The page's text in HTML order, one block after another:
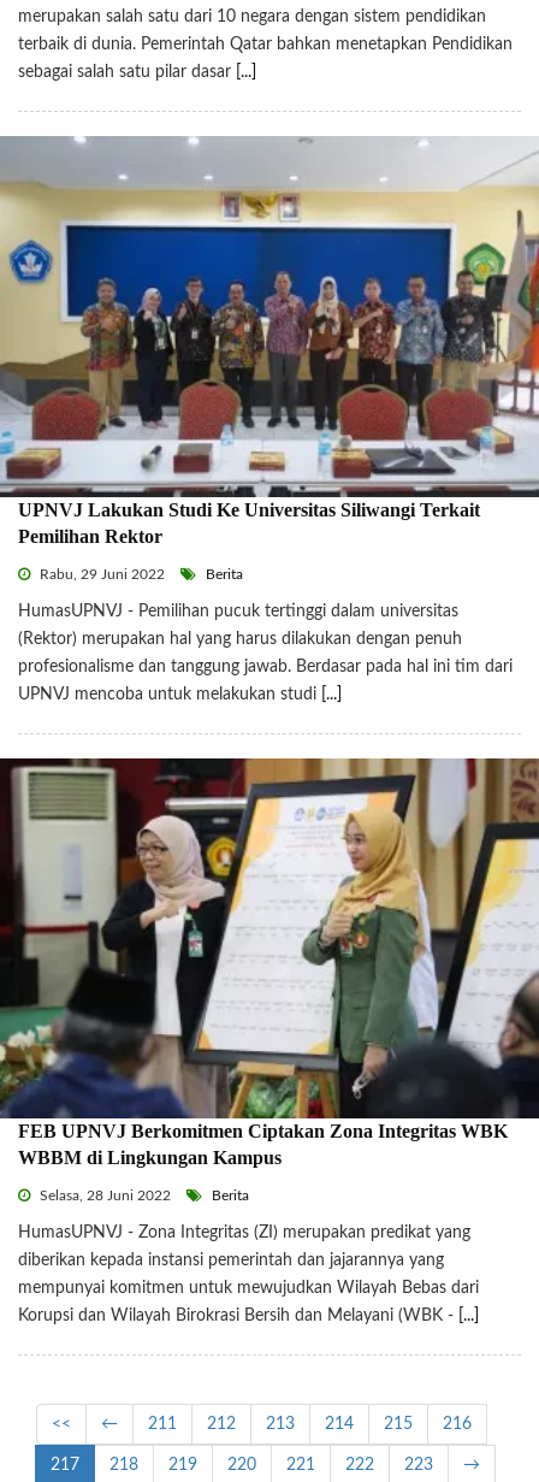
merupakan salah satu dari 10 negara dengan sistem pendidikan
terbaik di dunia. Pemerintah Qatar bahkan menetapkan Pendidikan
sebagai salah satu pilar dasar [...]
UPNVJ Lakukan Studi Ke Universitas Siliwangi Terkait
Pemilihan Rektor
Rabu, 29 Juni 2022 Berita
HumasUPNVJ - Pemilihan pucuk tertinggi dalam universitas
(Rektor) merupakan hal yang harus dilakukan dengan penuh
profesionalisme dan tanggung jawab. Berdasar pada hal ini tim dari
UPNVJ mencoba untuk melakukan studi
[...]
FEB UPNVJ Berkomitmen Ciptakan Zona Integritas WBK
WBBM di Lingkungan Kampus
Selasa, 28 Juni 2022 Berita
HumasUPNVJ - Zona Integritas (ZI) merupakan predikat yang
diberikan kepada instansi pemerintah dan jajarannya yang
mempunyai komitmen untuk mewujudkan Wilayah Bebas dari
Korupsi dan Wilayah Birokrasi Bersih dan Melayani (WBK - [...]
<< ← 211 212 213 214 215 216
217 218 219 220 221 222 223 →